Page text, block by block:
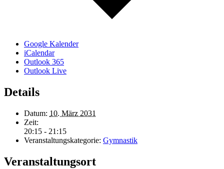
Google Kalender
iCalendar
Outlook 365
Outlook Live
Details
Datum: 10. März 2031
Zeit:
20:15 - 21:15
Veranstaltungskategorie: Gymnastik
Veranstaltungsort